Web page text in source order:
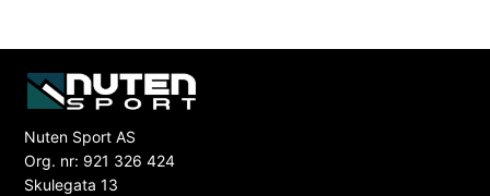
Nuten Sport AS
Org. nr: 921 326 424
Skulegata 13